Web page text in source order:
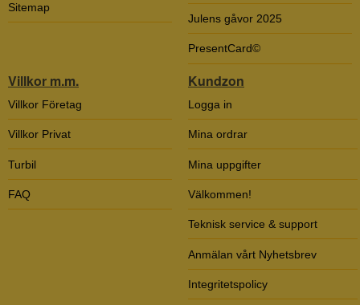
Sitemap
Julens gåvor 2025
PresentCard©
Villkor m.m.
Villkor Företag
Villkor Privat
Turbil
FAQ
Kundzon
Logga in
Mina ordrar
Mina uppgifter
Välkommen!
Teknisk service & support
Anmälan vårt Nyhetsbrev
Integritetspolicy